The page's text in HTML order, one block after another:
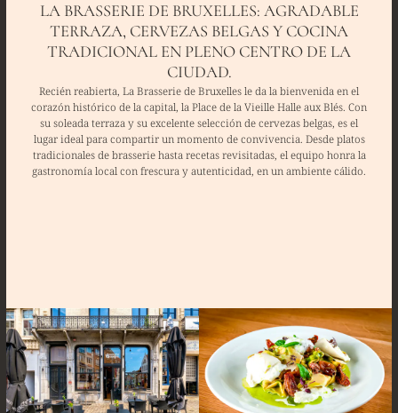
LA BRASSERIE DE BRUXELLES: AGRADABLE
TERRAZA, CERVEZAS BELGAS Y COCINA
TRADICIONAL EN PLENO CENTRO DE LA
CIUDAD.
Recién reabierta, La Brasserie de Bruxelles le da la bienvenida en el
corazón histórico de la capital, la Place de la Vieille Halle aux Blés. Con
su soleada terraza y su excelente selección de cervezas belgas, es el
lugar ideal para compartir un momento de convivencia. Desde platos
tradicionales de brasserie hasta recetas revisitadas, el equipo honra la
gastronomía local con frescura y autenticidad, en un ambiente cálido.